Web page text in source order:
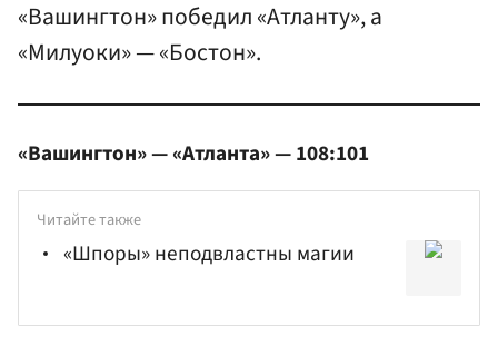
«Вашингтон» победил «Атланту», а
«Милуоки» — «Бостон».
«Вашингтон» — «Атланта» — 108:101
Читайте также
«Шпоры» неподвластны магии